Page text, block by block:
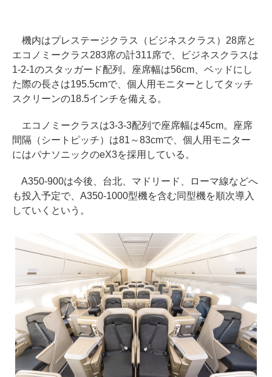
機内はプレステージクラス（ビジネスクラス）28席と
エコノミークラス283席の計311席で、ビジネスクラスは
1-2-1のスタッガード配列。座席幅は56cm、ベッドにし
た際の長さは195.5cmで、個人用モニターとしてタッチ
スクリーンの18.5インチを備える。
エコノミークラスは3-3-3配列で座席幅は45cm。座席
間隔（シートピッチ）は81～83cmで、個人用モニター
にはパナソニックのeX3を採用している。
A350-900は今後、台北、マドリード、ローマ線などへ
も投入予定で、A350-1000型機を含む同型機を順次導入
していくという。